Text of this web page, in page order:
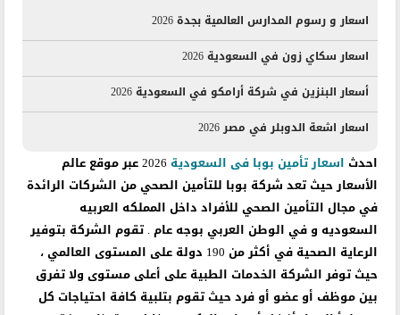
اسعار و رسوم المدارس العالمية بجدة 2026
اسعار سكاي زون في السعودية 2026
أسعار البنزين في شركة أرامكو في السعودية 2026
اسعار اشعة الدوبلر في مصر 2026
احدث اسعار تأمين بوبا فى السعودية
2026 عبر موقع عالم
الأسعار حيث تعد شركة بوبا للتأمين الصحي من الشركات الرائدة
في مجال التأمين الصحي للأفراد داخل المملكه العربيه
السعوديه و في الوطن العربي بوجه عام . تقوم الشركة بتوفير
الرعاية الصحية في أكثر من 190 دولة على المستوى العالمي ،
حيث توفر الشركة الخدمات الطبية على أعلى مستوى ولا تفرق
بين موظف أو عضو أو فرد حيث تقوم بتلبية كافة احتياجات كل